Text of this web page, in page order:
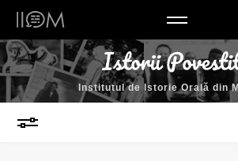
Institutul de Istorie
Institutul de Istorie Orală din